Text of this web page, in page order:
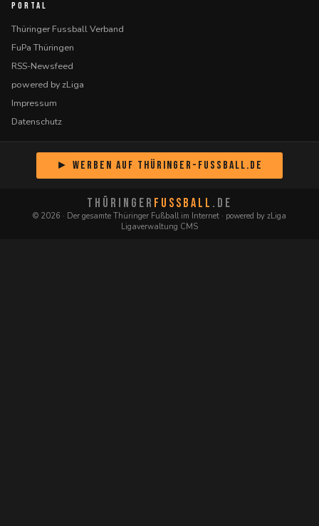
PORTAL
Thüringer Fussball Verband
FuPa Thüringen
RSS-Newsfeed
powered by zLiga
Impressum
Datenschutz
► Werben auf Thüringer-Fussball.de
THÜRINGER FUSSBALL .DE
© 2026 · Der gesamte Thüringer Fußball im Internet · powered by zLiga
Ligaverwaltung CMS